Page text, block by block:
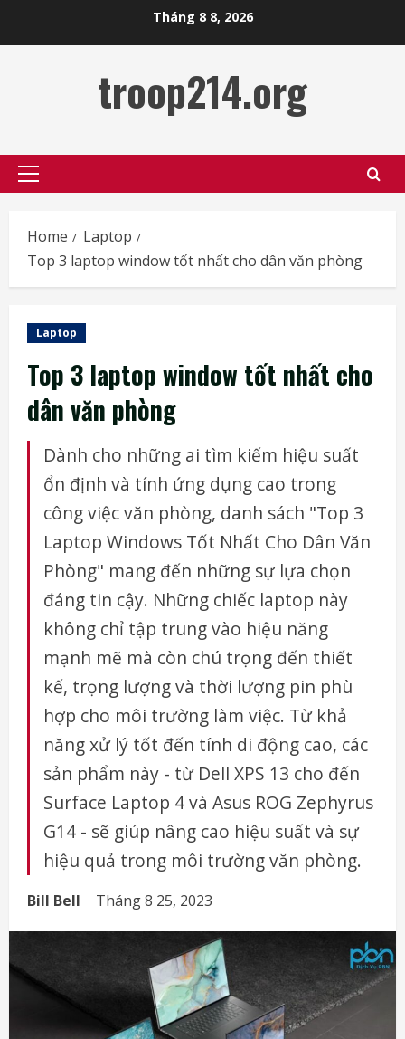
Tháng 8 8, 2026
troop214.org
Primary
Home
Laptop
Top 3 laptop window tốt nhất cho dân văn phòng
Laptop
Top 3 laptop window tốt nhất cho
dân văn phòng
Dành cho những ai tìm kiếm hiệu suất
ổn định và tính ứng dụng cao trong
công việc văn phòng, danh sách "Top 3
Laptop Windows Tốt Nhất Cho Dân Văn
Phòng" mang đến những sự lựa chọn
đáng tin cậy. Những chiếc laptop này
không chỉ tập trung vào hiệu năng
mạnh mẽ mà còn chú trọng đến thiết
kế, trọng lượng và thời lượng pin phù
hợp cho môi trường làm việc. Từ khả
năng xử lý tốt đến tính di động cao, các
sản phẩm này - từ Dell XPS 13 cho đến
Surface Laptop 4 và Asus ROG Zephyrus
G14 - sẽ giúp nâng cao hiệu suất và sự
hiệu quả trong môi trường văn phòng.
Bill Bell Tháng 8 25, 2023